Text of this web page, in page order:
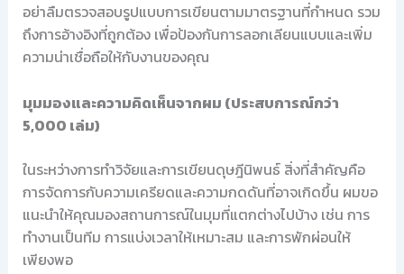
อย่าลืมตรวจสอบรูปแบบการเขียนตามมาตรฐานที่กำหนด รวม
ถึงการอ้างอิงที่ถูกต้อง เพื่อป้องกันการลอกเลียนแบบและเพิ่ม
ความน่าเชื่อถือให้กับงานของคุณ
มุมมองและความคิดเห็นจากผม (ประสบการณ์กว่า
5,000 เล่ม)
ในระหว่างการทำวิจัยและการเขียนดุษฎีนิพนธ์ สิ่งที่สำคัญคือ
การจัดการกับความเครียดและความกดดันที่อาจเกิดขึ้น ผมขอ
แนะนำให้คุณมองสถานการณ์ในมุมที่แตกต่างไปบ้าง เช่น การ
ทำงานเป็นทีม การแบ่งเวลาให้เหมาะสม และการพักผ่อนให้
เพียงพอ